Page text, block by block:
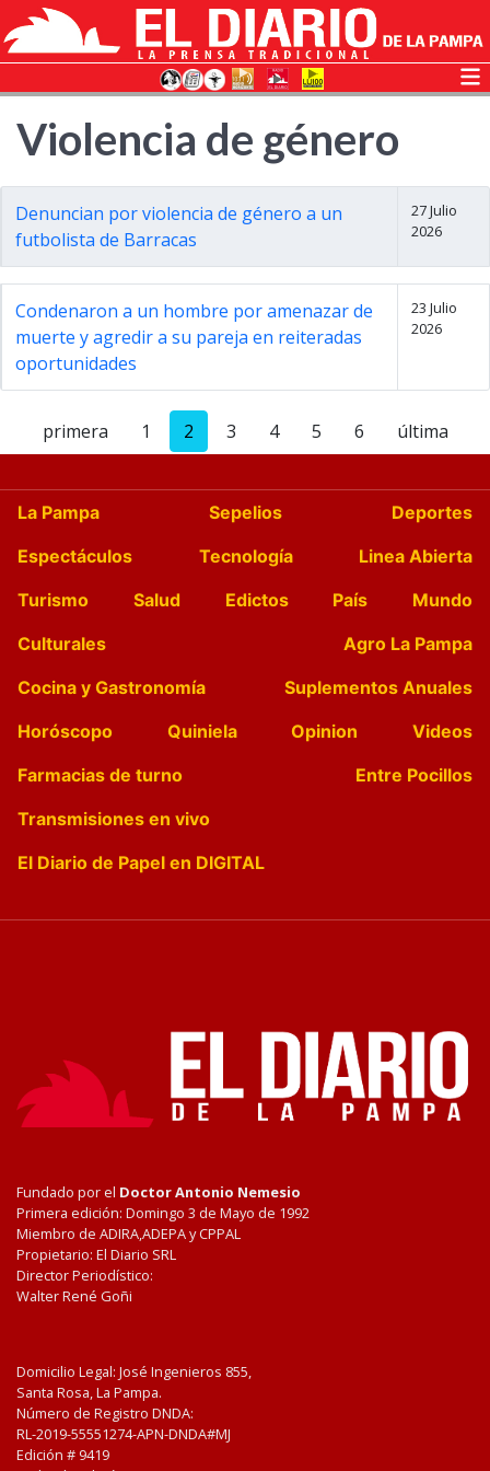
Violencia de género
Denuncian por violencia de género a un
futbolista de Barracas
27 Julio
2026
Condenaron a un hombre por amenazar de
muerte y agredir a su pareja en reiteradas
oportunidades
23 Julio
2026
primera 1 2 3 4 5 6 última
La Pampa Sepelios
Deportes
Espectáculos
Tecnología
Linea Abierta
Turismo
Salud Edictos País
Mundo
Culturales
Agro La Pampa
Cocina y Gastronomía
Suplementos Anuales
Horóscopo
Quiniela Opinion
Videos
Farmacias de turno
Entre Pocillos
Transmisiones en vivo
El Diario de Papel en DIGITAL
Fundado por el Doctor Antonio Nemesio
Primera edición: Domingo 3 de Mayo de 1992
Miembro de ADIRA,ADEPA y CPPAL
Propietario: El Diario SRL
Director Periodístico:
Walter René Goñi
Domicilio Legal: José Ingenieros 855,
Santa Rosa, La Pampa.
Número de Registro DNDA:
RL-2019-55551274-APN-DNDA#MJ
Edición # 9419